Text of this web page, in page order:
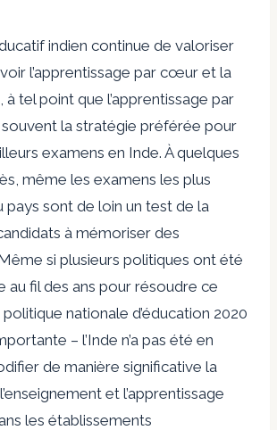
indien continue de valoriser
l’apprentissage par cœur et la
tel point que l’apprentissage par
la stratégie préférée pour
examens en Inde. À quelques
même les examens les plus
sont de loin un test de la
à mémoriser des
si plusieurs politiques ont été
au fil des ans pour résoudre ce
nationale d’éducation 2020
– l’Inde n’a pas été en
de manière significative la
et l’apprentissage
les établissements